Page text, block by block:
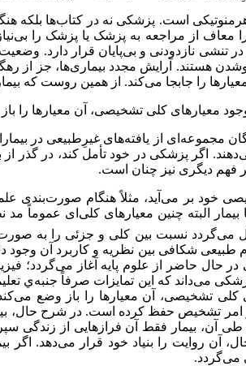
است. پزشکی نه در کتاب‌ها بلکه
معاف از مراجعه به پزشک یا پزشک را
نازدودنی و بی‌پایان قرار دارد.
هستند. آرایش مجدد بیماری‌ها، جز از
را جابجا می‌کند. از همین روست که
کلی تشخیصی، آن معیارها را
مجموعه‌ای از یافته‌های غیرِطبیعی در
اگر پزشکی در خود تأمل کند، در گذر
فهم دیگری نیز چنان است.
خود بر می‌آید، مثلاً هنگام صورت‌بندی
البته چنین معیارهای کلی‌ای عموماً
می‌گردد نسبت بین کلی و جزئی را به
شکافی بین نظریه و کاربرد آن
حاضر از علوم پایه آغاز می‌گردد؛
که این تمایزات صرفاً جنبه‌ي
تشخیصی، آن معیارها را باز وضع
تشخیص حفظ کرده است. در شرح حال،
طی آن، بیمار فقط آن فرازهايی از
آن روایت را بنیاد خود قرار می‌دهد.
می‌گردد.